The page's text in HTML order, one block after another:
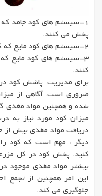
1-سیستم های کود جامد که
پخش می کنند.
2-سیستم های کود مایع که کود را به سطح خاک وارد می کنند.
3-سیستم های کود مایع
کنند.
برای مدیریت پاشش کود
ضروری است. آگاهی از
شده و همچنین مواد مغذی
میزان کود مورد نیاز به
دریافت مواد مغذی بیش
دیگر ، مهم است که کود
کنید. پخش کود در کل
بیشتر مواد مغذی موجود
این امر همچنین از تجمع
جلوگیری می کند.